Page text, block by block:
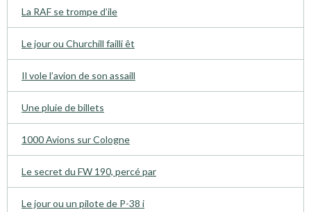
La RAF se trompe d’ile
Le jour ou Churchill failli êt
Il vole l’avion de son assaill
Une pluie de billets
1000 Avions sur Cologne
Le secret du FW 190, percé par
Le jour ou un pilote de P-38 i